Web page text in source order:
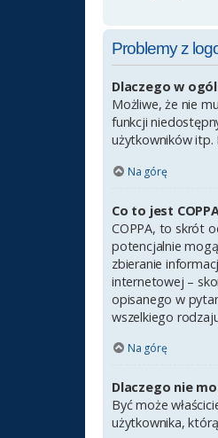
Problemy z
Dlaczego w
Możliwe, że nie
funkcji
użytkowników itp.
Na górę
Co to jest
COPPA, to skrót
potencjalnie
zbieranie
internetowej –
opisanego w
wszelkiego
Na górę
Dlaczego nie
Być może
użytkownika,